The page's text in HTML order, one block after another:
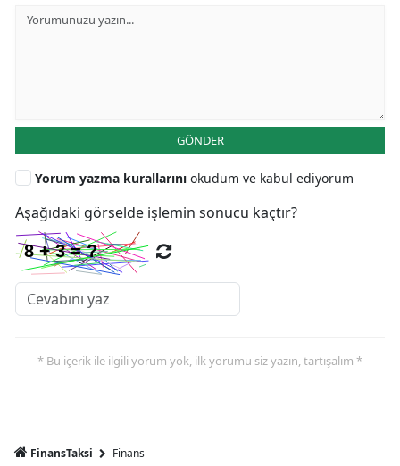
GÖNDER
Yorum yazma kurallarını okudum ve kabul ediyorum
Aşağıdaki görselde işlemin sonucu kaçtır?
* Bu içerik ile ilgili yorum yok, ilk yorumu siz yazın, tartışalım *
FinansTaksi Finans